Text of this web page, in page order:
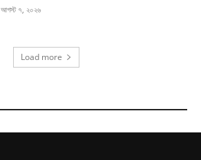
আগস্ট ৭, ২০২৬
Load more